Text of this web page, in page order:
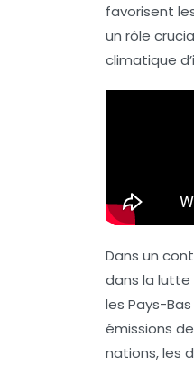
favorisent
un rôle
climatique
Dans un
dans la
les Pays-
émissions
nations, les